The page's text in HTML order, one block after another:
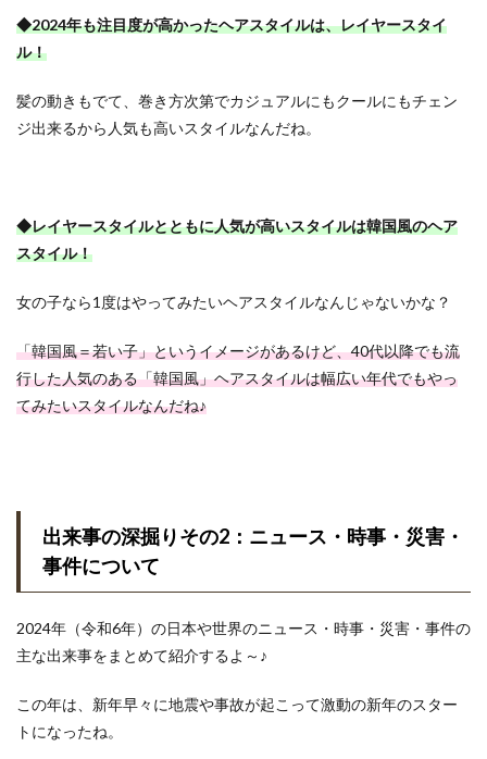
◆2024年も注目度が高かったヘアスタイルは、レイヤースタイ
ル！
髪の動きもでて、巻き方次第でカジュアルにもクールにもチェン
ジ出来るから人気も高いスタイルなんだね。
◆レイヤースタイルとともに人気が高いスタイルは韓国風のヘア
スタイル！
女の子なら1度はやってみたいヘアスタイルなんじゃないかな？
「韓国風＝若い子」というイメージがあるけど、40代以降でも流
行した人気のある「韓国風」ヘアスタイルは幅広い年代でもやっ
てみたいスタイルなんだね♪
出来事の深掘りその2：ニュース・時事・災害・
事件について
2024年（令和6年）の日本や世界のニュース・時事・災害・事件の
主な出来事をまとめて紹介するよ～♪
この年は、新年早々に地震や事故が起こって激動の新年のスター
トになったね。